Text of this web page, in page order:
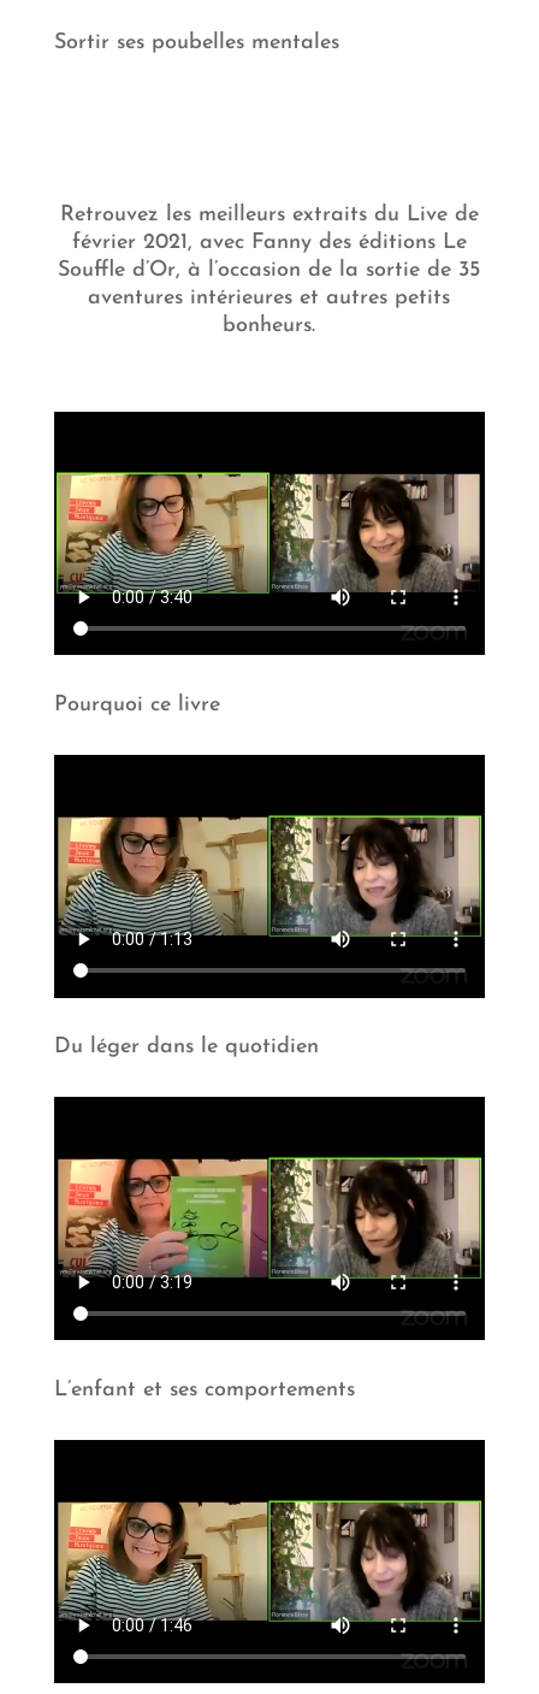
Sortir ses poubelles mentales
Retrouvez les meilleurs extraits du Live de
février 2021, avec Fanny des éditions Le
Souffle d’Or, à l’occasion de la sortie de 35
aventures intérieures et autres petits
bonheurs.
Pourquoi ce livre
Du léger dans le quotidien
L’enfant et ses comportements